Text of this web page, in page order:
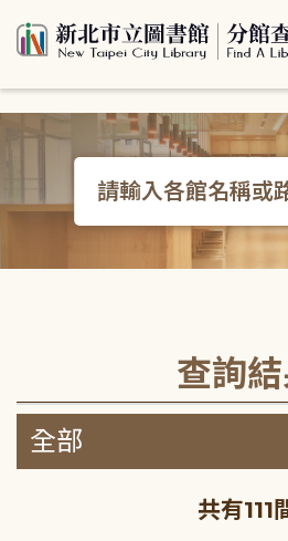
查詢
共有111